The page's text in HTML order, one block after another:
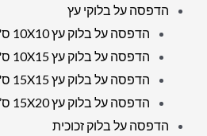
הדפסה על בלוקי עץ
הדפסה על בלוק עץ 10X10 ס"מ
הדפסה על בלוק עץ 10X15 ס"מ
הדפסה על בלוק עץ 15X15 ס"מ
הדפסה על בלוק עץ 15X20 ס”מ
הדפסה על בלוק זכוכית
קליר
מחוסמת
ושקופה